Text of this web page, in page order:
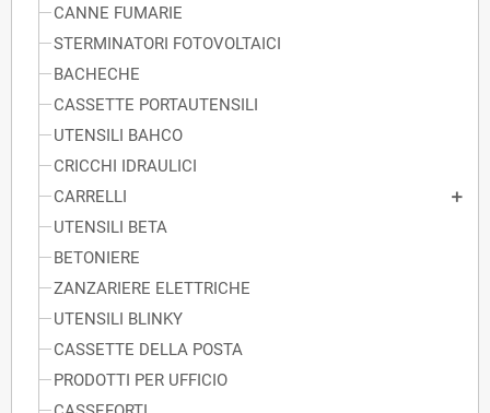
CANNE FUMARIE
STERMINATORI FOTOVOLTAICI
BACHECHE
CASSETTE PORTAUTENSILI
UTENSILI BAHCO
CRICCHI IDRAULICI
CARRELLI
UTENSILI BETA
BETONIERE
ZANZARIERE ELETTRICHE
UTENSILI BLINKY
CASSETTE DELLA POSTA
PRODOTTI PER UFFICIO